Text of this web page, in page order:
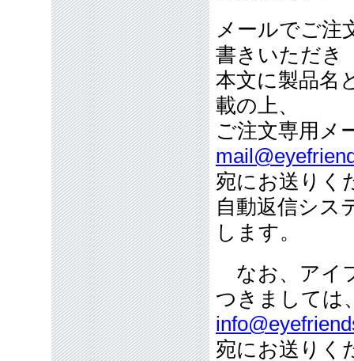
メールでご注
書きいただき
本文に製品名
載の上、
ご注文専用
宛にお送りく
自動返信シス
します。
なお、アイ
つきましては
宛にお送りく